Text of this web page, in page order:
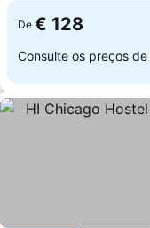
De € 128
Consulte os preços de